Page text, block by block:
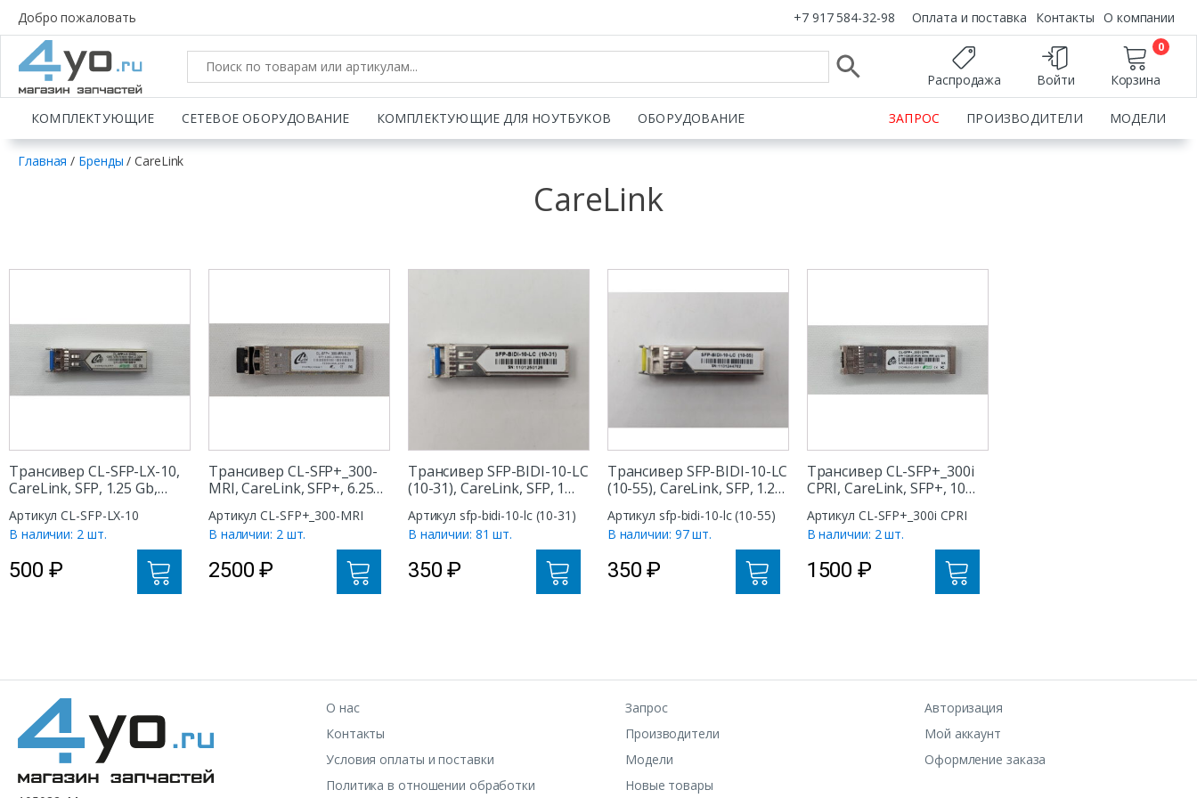
Добро пожаловать +7 917 584-32-98 Оплата и поставка Контакты О компании
Распродажа Войти Корзина
0
КОМПЛЕКТУЮЩИЕ СЕТЕВОЕ ОБОРУДОВАНИЕ КОМПЛЕКТУЮЩИЕ ДЛЯ НОУТБУКОВ ОБОРУДОВАНИЕ ЗАПРОС ПРОИЗВОДИТЕЛИ МОДЕЛИ
Главная / Бренды /CareLink
CareLink
Трансивер CL-SFP-LX-10,
CareLink, SFP, 1.25 Gb,
Артикул CL-SFP-LX-10
В наличии: 2 шт.
500 ₽
Трансивер CL-SFP+_300-
MRI, CareLink, SFP+, 6.25
Артикул CL-SFP+_300-MRI
В наличии: 2 шт.
2500₽
Трансивер SFP-BIDI-10-LC
(10-31), CareLink, SFP, 1
Артикул sfp-bidi-10-lc (10-31)
В наличии: 81 шт.
350₽
Трансивер SFP-BIDI-10-LC
(10-55), CareLink, SFP, 1.25
Артикул sfp-bidi-10-lc (10-55)
В наличии: 97 шт.
350₽
Трансивер CL-SFP+_300i
CPRI, CareLink, SFP+, 10
Артикул CL-SFP+_300i CPRI
В наличии: 2 шт.
1500₽
О нас
Контакты
Условия оплаты и поставки
Политика в отношении обработки
Запрос
Производители
Модели
Новые товары
Авторизация
Мой аккаунт
Оформление заказа